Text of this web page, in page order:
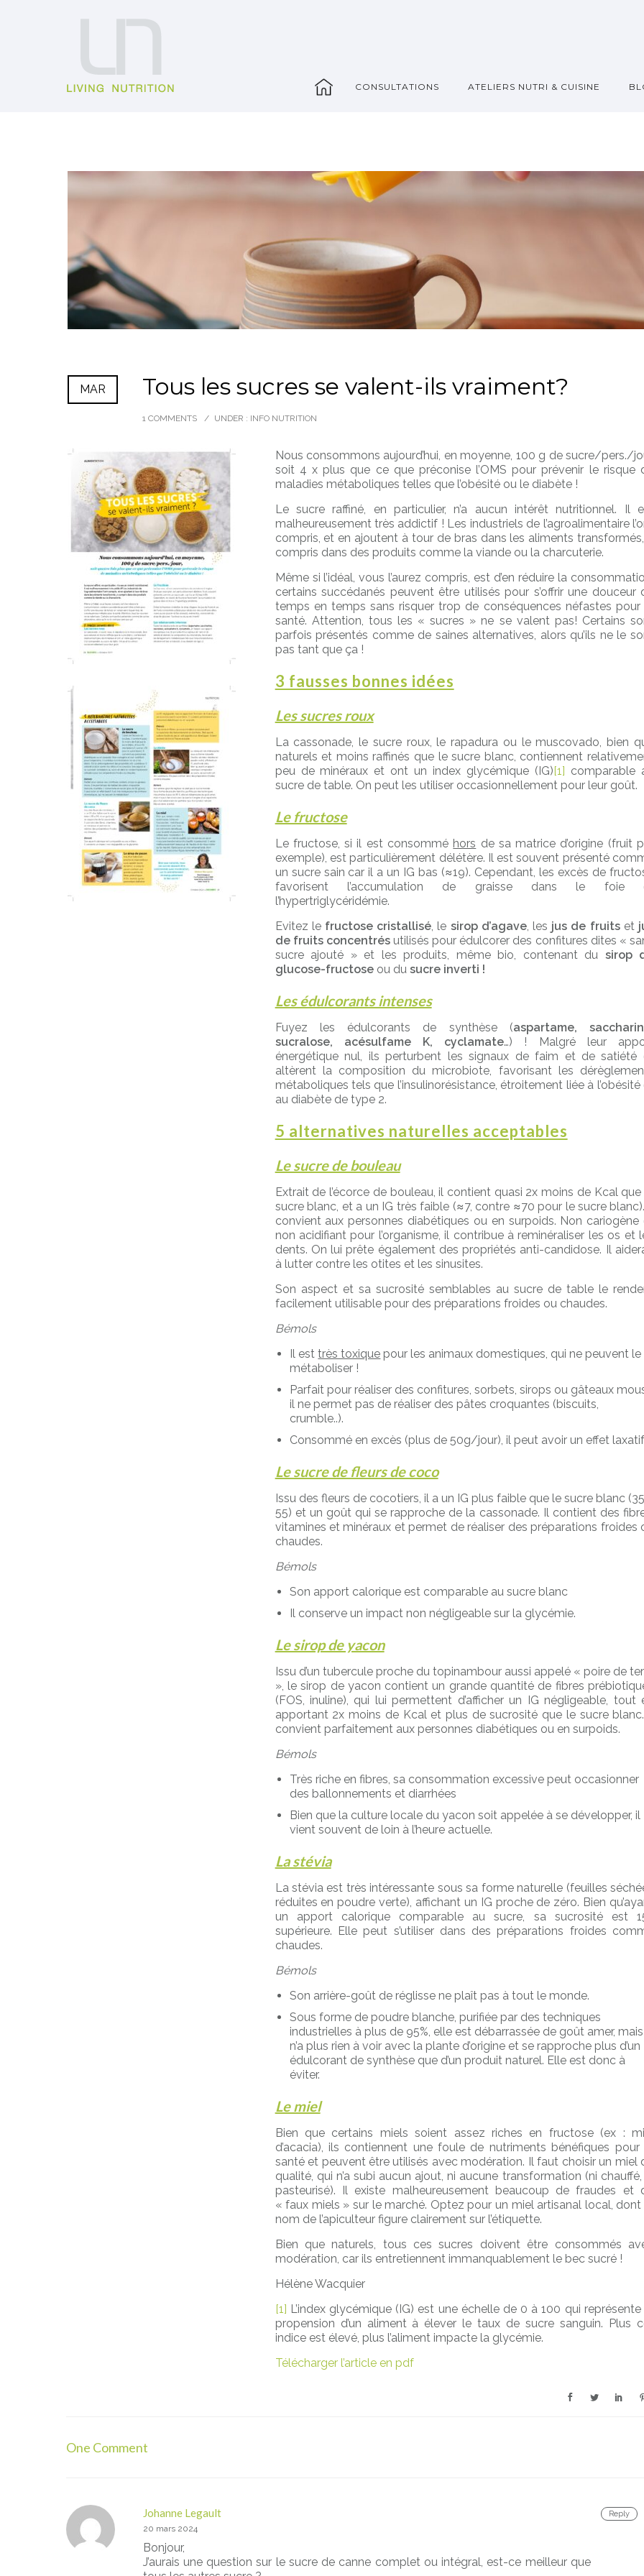
_ CONSULTATIONS ATELIERS NUTRI & CUISINE
MAR Tous les sucres se valent-ils vraiment?
1 COMMENTS / UNDER : INFO NUTRITION
Nous consommons aujourd’hui, en moyenne, 100 g de sucre/pers./
soit 4 x plus que ce que préconise l’OMS pour prévenir le risque
maladies métaboliques telles que l’obésité ou le diabète !
Le sucre raffiné, en particulier, n’a aucun intérêt nutritionnel. Il
malheureusement très addictif ! Les industriels de l’agroalimentaire
compris, et en ajoutent à tour de bras dans les aliments
compris dans des produits comme la viande ou la charcuterie.
Même si l’idéal, vous l’aurez compris, est d’en réduire la
certains succédanés peuvent être utilisés pour s’offrir une douceur
temps en temps sans risquer trop de conséquences néfastes pour
santé. Attention, tous les « sucres » ne se valent pas! Certains
parfois présentés comme de saines alternatives, alors qu’ils ne le
pas tant que ça !
3 fausses bonnes idées
Les sucres roux
La cassonade, le sucre roux, le rapadura ou le muscovado, bien
naturels et moins raffinés que le sucre blanc, contiennent
peu de minéraux et ont un index glycémique (IG)[1] comparable
sucre de table. On peut les utiliser occasionnellement pour leur goût.
Le fructose
Le fructose, si il est consommé hors de sa matrice d’origine (fruit
exemple), est particulièrement délétère. Il est souvent présenté
un sucre sain car il a un IG bas (≈19). Cependant, les excès de
favorisent l’accumulation de graisse dans le foie
l’hypertriglycéridémie.
Evitez le fructose cristallisé, le sirop d’agave, les jus de fruitset
de fruits concentrésutilisés pour édulcorer des confitures dites «
sucre ajouté » et les produits, même bio, contenant du sirop
glucose-fructoseou du sucre inverti !
Les édulcorants intenses
Fuyez les édulcorants de synthèse (aspartame,
sucralose, acésulfame K, cyclamate…) ! Malgré leur
énergétique nul, ils perturbent les signaux de faim et de satiété
altèrent la composition du microbiote, favorisant les
métaboliques tels que l’insulinorésistance, étroitement liée à l’obésité
au diabète de type 2.
5 alternatives naturelles acceptables
Le sucre de bouleau
Extrait de l’écorce de bouleau, il contient quasi 2x moins de Kcal que
sucre blanc, et a un IG très faible (≈7, contre ≈70 pour le sucre
convient aux personnes diabétiques ou en surpoids. Non cariogène
non acidifiant pour l’organisme, il contribue à reminéraliser les os et
dents. On lui prête également des propriétés anti-candidose. Il
à lutter contre les otites et les sinusites.
Son aspect et sa sucrosité semblables au sucre de table le
facilement utilisable pour des préparations froides ou chaudes.
Bémols
Il esttrès toxique pour les animaux domestiques, qui ne peuvent le
métaboliser !
Parfait pour réaliser des confitures, sorbets, sirops ou gâteaux
il ne permet pas de réaliser des pâtes croquantes (biscuits,
crumble..).
Consommé en excès (plus de 50g/jour), il peut avoir un effet
Le sucre de fleurs de coco
Issu des fleurs de cocotiers, il a un IG plus faible que le sucre blanc
55) et un goût qui se rapproche de la cassonade. Il contient des
vitamines et minéraux et permet de réaliser des préparations froides
chaudes.
Bémols
Son apport calorique est comparable au sucre blanc
Il conserve un impact non négligeable sur la glycémie.
Le sirop de yacon
Issu d’un tubercule proche du topinambour aussi appelé « poire de
», le sirop de yacon contient un grande quantité de fibres
(FOS, inuline), qui lui permettent d’afficher un IG négligeable, tout
apportant 2x moins de Kcal et plus de sucrosité que le sucre
convient parfaitement aux personnes diabétiques ou en surpoids.
Bémols
Très riche en fibres, sa consommation excessive peut occasionner
des ballonnements et diarrhées
Bien que la culture locale du yacon soit appelée à se développer, il
vient souvent de loin à l’heure actuelle.
La stévia
La stévia est très intéressante sous sa forme naturelle (feuilles
réduites en poudre verte), affichant un IG proche de zéro. Bien
un apport calorique comparable au sucre, sa sucrosité est
supérieure. Elle peut s’utiliser dans des préparations froides
chaudes.
Bémols
Son arrière-goût de réglisse ne plaît pas à tout le monde.
Sous forme de poudre blanche, purifiée par des techniques
industrielles à plus de 95%, elle est débarrassée de goût amer, mais
n’a plus rien à voir avec la plante d’origine et se rapproche plus d’un
édulcorant de synthèse que d’un produit naturel. Elle est donc à
éviter.
Le miel
Bien que certains miels soient assez riches en fructose (ex :
d’acacia), ils contiennent une foule de nutriments bénéfiques pour
santé et peuvent être utilisés avec modération. Il faut choisir un miel
qualité, qui n’a subi aucun ajout, ni aucune transformation (ni chauffé,
pasteurisé). Il existe malheureusement beaucoup de fraudes et
« faux miels » sur le marché. Optez pour un miel artisanal local, dont
nom de l’apiculteur figure clairement sur l’étiquette.
Bien que naturels, tous ces sucres doivent être consommés
modération, car ils entretiennent immanquablement le bec sucré !
Hélène Wacquier
[1] L’index glycémique (IG) est une échelle de 0 à 100 qui représente
propension d’un aliment à élever le taux de sucre sanguin. Plus
indice est élevé, plus l’aliment impacte la glycémie.
Télécharger l’article en pdf
One Comment
Reply
Johanne Legault
20 mars 2024
Bonjour,
J’aurais une question sur le sucre de canne complet ou intégral, est-ce meilleur que